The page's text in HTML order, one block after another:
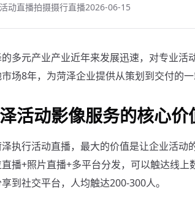
动直播拍摄摄行直播2026-06-15
多元产业产业近年来发展迅速，对专业
场8年，为菏泽企业提供从策划到交付的一
活动影像服务的核心价
执行活动直播，最大的价值是让企业活
播+照片直播+多平台分发，可以触达线
到社交平台，人均触达200-300人。